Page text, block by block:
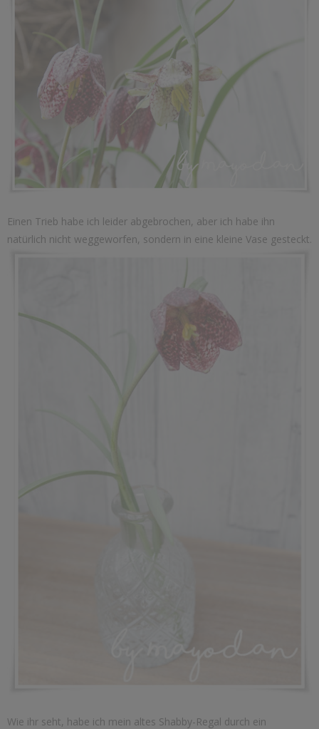
Einen Trieb habe ich leider abgebrochen, aber ich habe ihn
natürlich nicht weggeworfen, sondern in eine kleine Vase gesteckt.
Wie ihr seht, habe ich mein altes Shabby-Regal durch ein